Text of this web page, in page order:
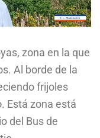
zona en la que
Al borde de la
frijoles
Está zona está
del Bus de